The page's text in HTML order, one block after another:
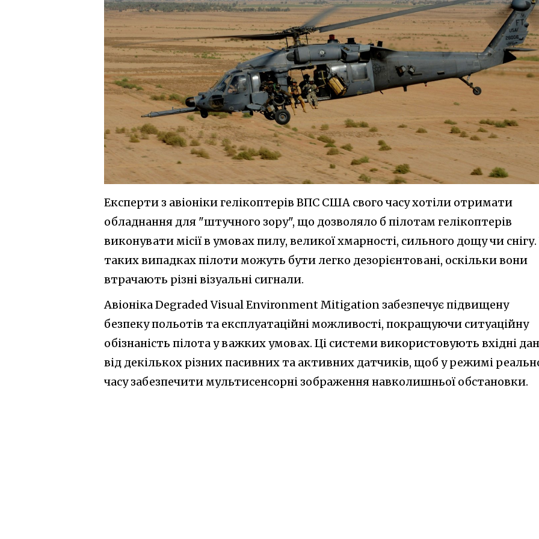
Експерти з авіоніки гелікоптерів ВПС США свого часу хотіли отримати
обладнання для "штучного зору", що дозволяло б пілотам гелікоптерів
виконувати місії в умовах пилу, великої хмарності, сильного дощу чи снігу.
таких випадках пілоти можуть бути легко дезорієнтовані, оскільки вони
втрачають різні візуальні сигнали.
Авіоніка Degraded Visual Environment Mitigation забезпечує підвищену
безпеку польотів та експлуатаційні можливості, покращуючи ситуаційну
обізнаність пілота у важких умовах. Ці системи використовують вхідні
від декількох різних пасивних та активних датчиків, щоб у режимі
часу забезпечити мультисенсорні зображення навколишньої обстановки.